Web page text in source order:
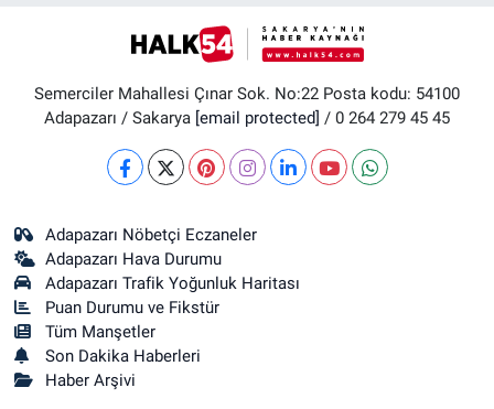
Semerciler Mahallesi Çınar Sok. No:22 Posta kodu: 54100
Adapazarı / Sakarya [email protected] / 0 264 279 45 45
Adapazarı Nöbetçi Eczaneler
Adapazarı Hava Durumu
Adapazarı Trafik Yoğunluk Haritası
Puan Durumu ve Fikstür
Tüm Manşetler
Son Dakika Haberleri
Haber Arşivi